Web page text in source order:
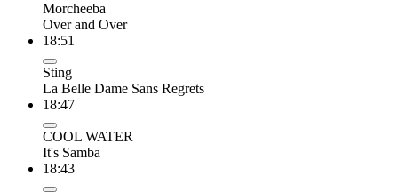
Morcheeba
Over and Over
18:51
Sting
La Belle Dame Sans Regrets
18:47
COOL WATER
It's Samba
18:43